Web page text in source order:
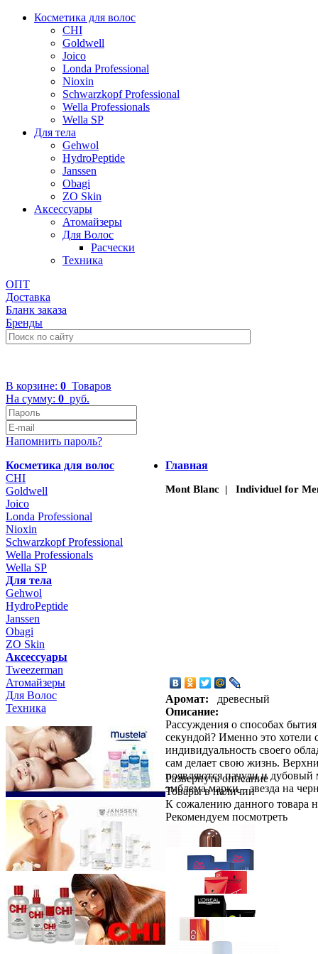
Косметика для волос
CHI
Goldwell
Joico
Londa Professional
Nioxin
Schwarzkopf Professional
Wella Professionals
Wella SP
Для тела
Gehwol
HydroPeptide
Janssen
Obagi
ZO Skin
Aксессуары
Атомайзеры
Для Волос
Расчески
Техника
ОПТ
Доставка
Бланк заказа
Бренды
В корзине: 0 Товаров
На сумму: 0 руб.
Напомнить пароль?
Косметика для волос
CHI
Goldwell
Joico
Londa Professional
Nioxin
Schwarzkopf Professional
Wella Professionals
Wella SP
Для тела
Gehwol
HydroPeptide
Janssen
Obagi
ZO Skin
Aксессуары
Tweezerman
Атомайзеры
Для Волос
Техника
Главная
Mont Blanc | Individuel for
Аромат:
древесный
Описание:
Рассуждения о способах
секундой? Именно это
индивидуальность своего
сам делает свою жизнь.
появляются пачули и дубовый
эмблема марки – звезда на
Развернуть описание
Товары в наличии
К сожалению данного товара
Рекомендуем посмотреть
VipBerry Атомайзер - флакон